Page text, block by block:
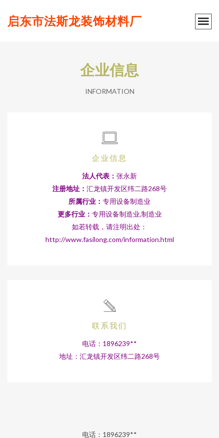
启东市法斯龙装饰材料厂
企业信息
INFORMATION
企业信息
法人代表： 张永新
注册地址： 汇龙镇开发区纬二路268号
所属行业： 专用设备制造业
更多行业： 专用设备制造业,制造业
如若转载，请注明出处：
http://www.fasilong.com/information.html
联系我们
电话：1896239**
地址：汇龙镇开发区纬二路268号
电话：1896239**